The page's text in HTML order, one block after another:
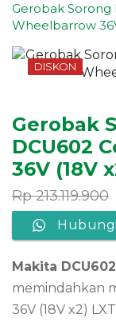
Gerobak Sorong
Wheelbarrow
DISKON
Gerobak
DCU602
36V (18V
Rp213.119.900
Makita DCU602
memindahkan
36V (18V x2)